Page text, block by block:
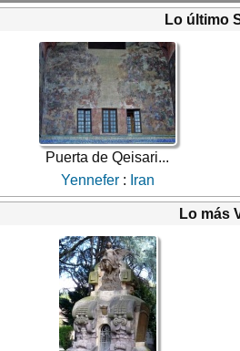
Lo último
Puerta de Qeisari...
Yennefer: Iran
Lo más